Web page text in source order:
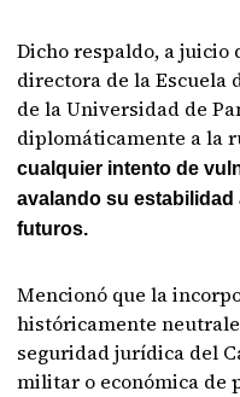
Dicho respaldo, a juicio
directora de la Escuela
de la Universidad de
diplomáticamente a la
cualquier intento de
avalando su
futuros.
Mencionó que la
históricamente
seguridad jurídica del
militar o económica de